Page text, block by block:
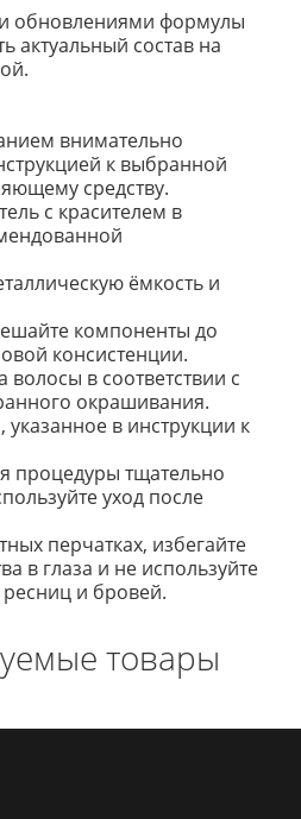
обновлениями формулы
актуальный состав на
внимательно
к выбранной
средству.
с красителем в
ёмкость и
компоненты до
консистенции.
волосы в соответствии с
окрашивания.
в инструкции к
процедуры тщательно
уход после
перчатках, избегайте
в глаза и не используйте
и бровей.
товары